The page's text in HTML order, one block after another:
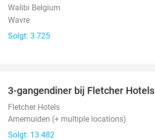
Walibi Belgium
Wavre
Solgt: 3.725
3-gangendiner bij Fletcher Hotels
Fletcher Hotels
Arnemuiden (+ multiple locations)
Solgt: 13.482